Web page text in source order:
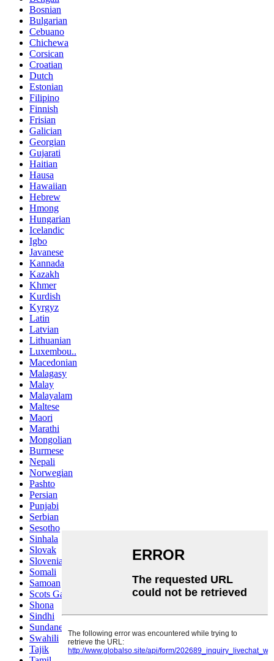
Bosnian
Bulgarian
Cebuano
Chichewa
Corsican
Croatian
Dutch
Estonian
Filipino
Finnish
Frisian
Galician
Georgian
Gujarati
Haitian
Hausa
Hawaiian
Hebrew
Hmong
Hungarian
Icelandic
Igbo
Javanese
Kannada
Kazakh
Khmer
Kurdish
Kyrgyz
Latin
Latvian
Lithuanian
Luxembou..
Macedonian
Malagasy
Malay
Malayalam
Maltese
Maori
Marathi
Mongolian
Burmese
Nepali
Norwegian
Pashto
Persian
Punjabi
Serbian
Sesotho
Sinhala
Slovak
Slovenian
Somali
Samoan
Scots Gaelic
Shona
Sindhi
Sundanese
Swahili
Tajik